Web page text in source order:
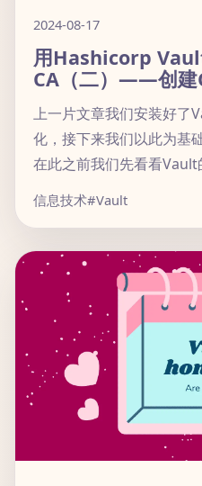
2024-08-17
用Hashicorp
CA（二）——创建
上一片文章我们安装好了
化，接下来我们以此为基
在此之前我们先看看Vault
信息技术#Vault